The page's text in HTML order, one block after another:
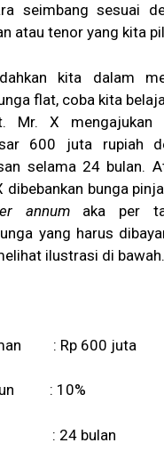
seimbang sesuai
atau tenor yang kita
kita dalam
flat, coba kita
Mr. X mengajukan
600 juta rupiah
selama 24 bulan.
dibebankan bunga
annumaka per
yang harus
ilustrasi di bawah.
: Rp 600 juta
: 10%
: 24 bulan